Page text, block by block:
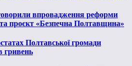
впровадження реформи
проєкт «Безпечна Полтавщина»
Полтавської громади
гривень